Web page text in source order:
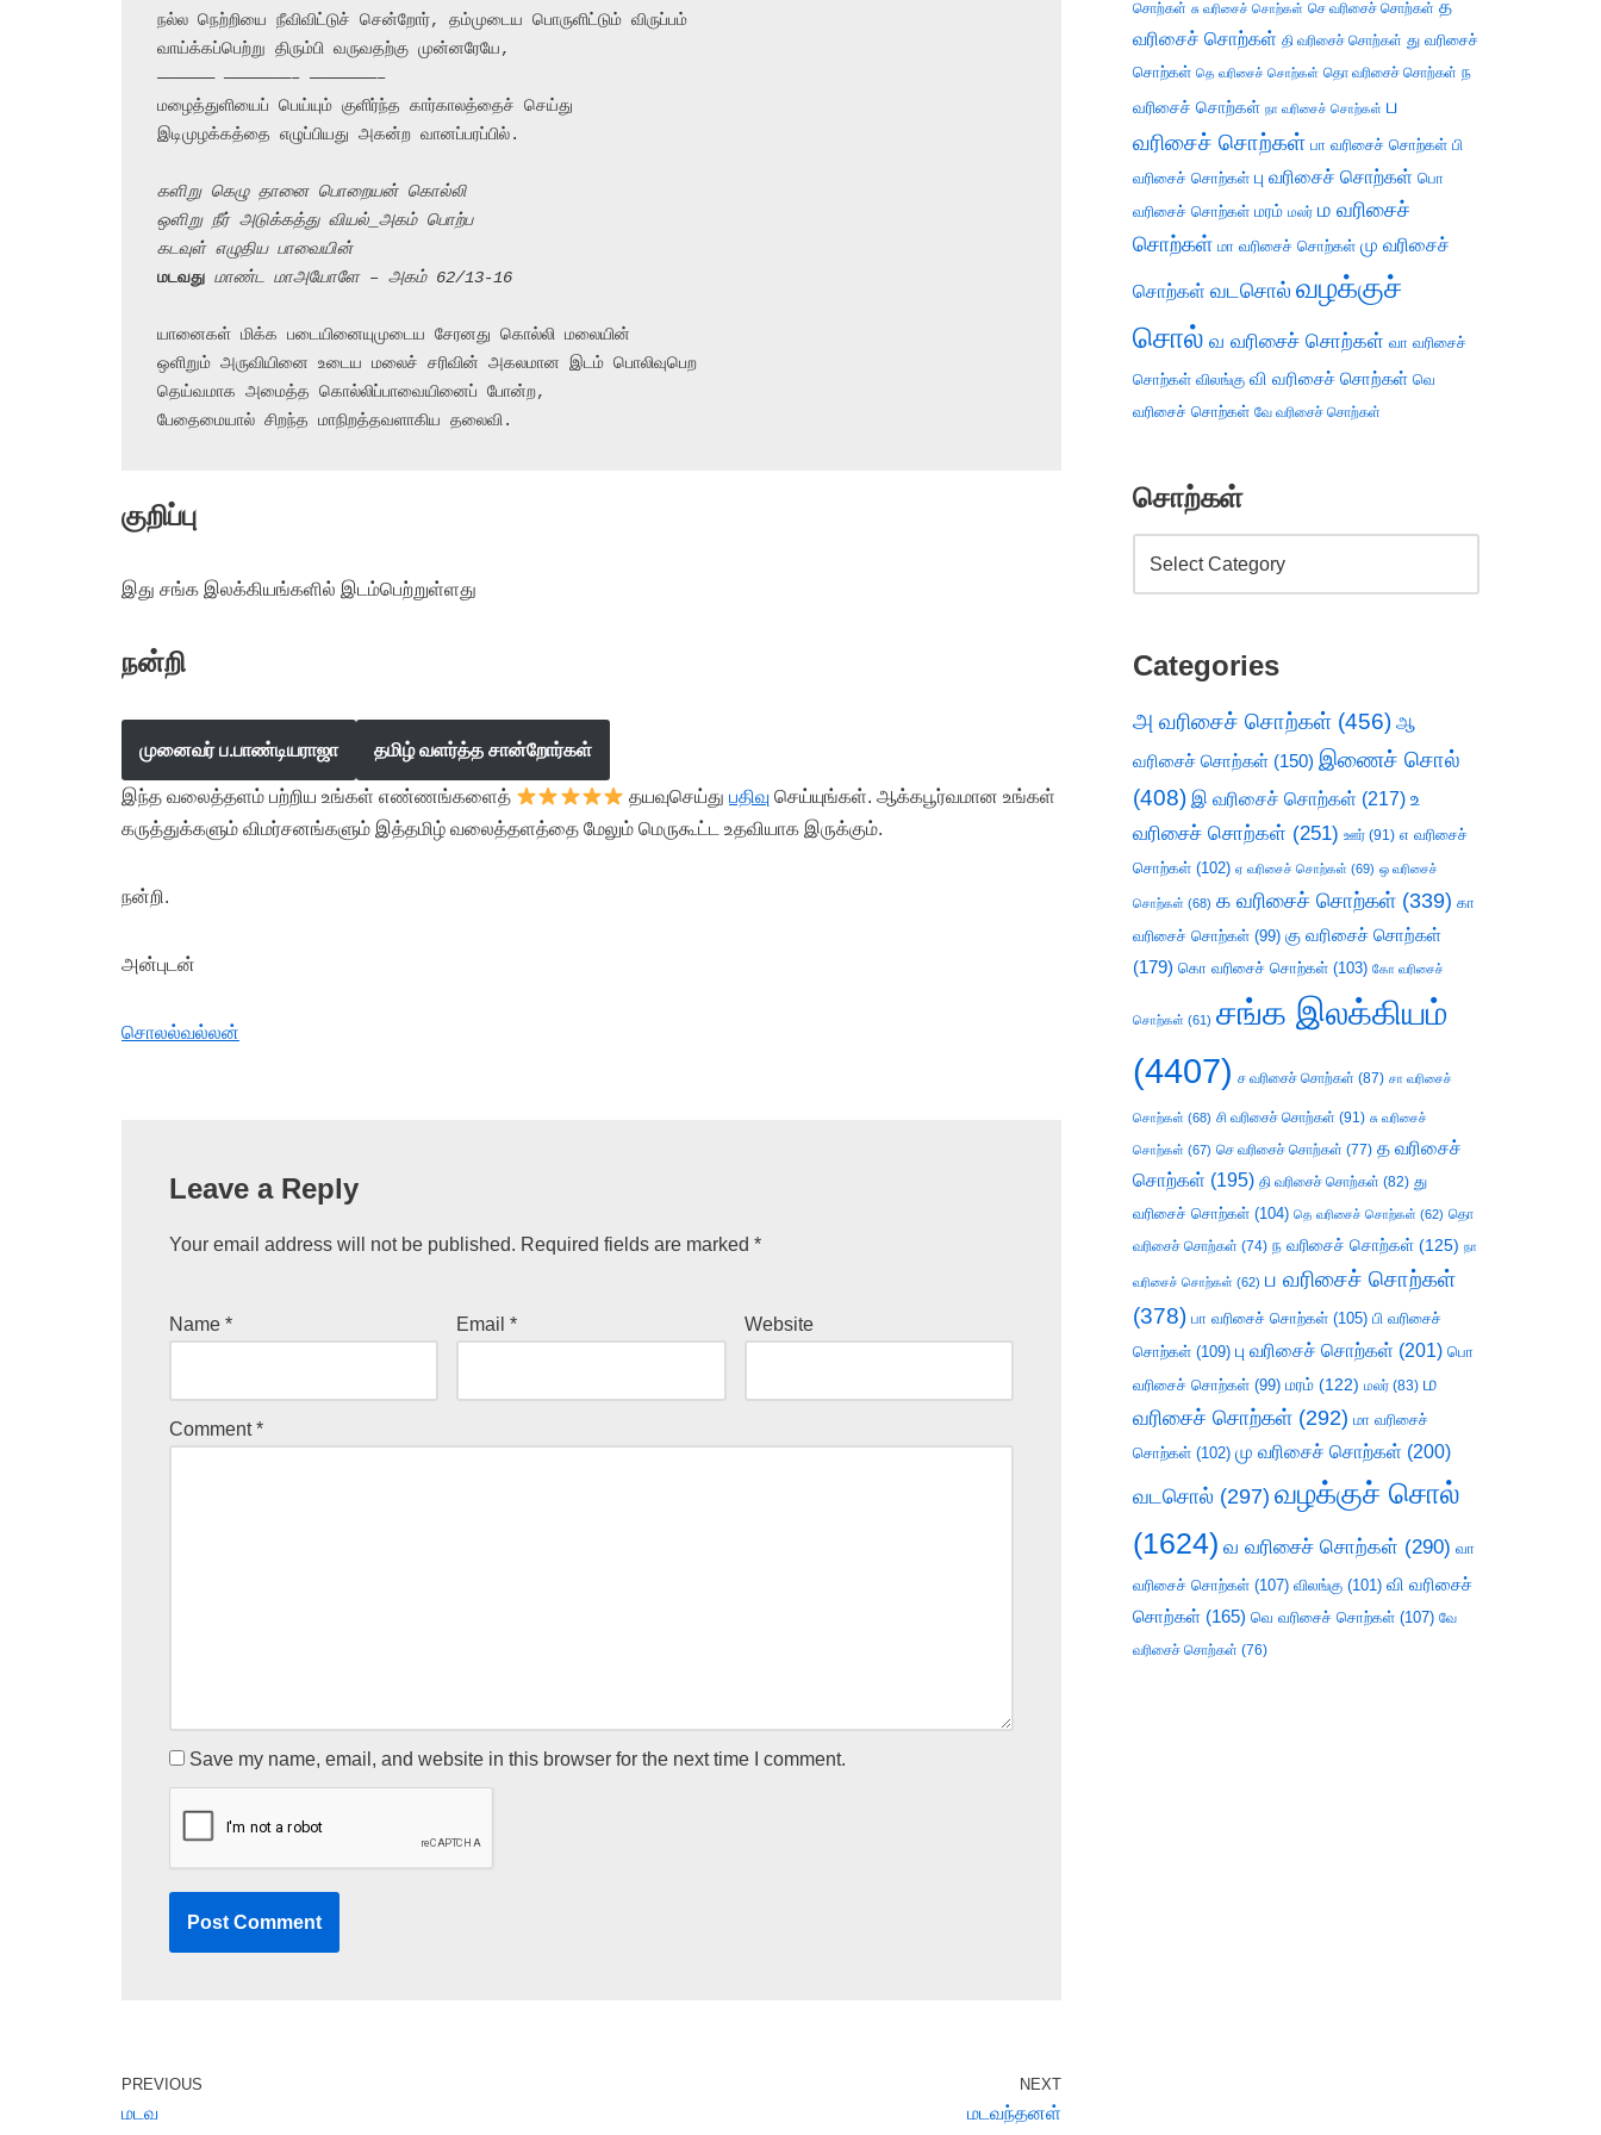
நல்ல நெற்றியை நீவிவிட்டுச் சென்றோர், தம்முடைய பொருளிட்டும் விருப்பம்
வாய்க்கப்பெற்று திரும்பி வருவதற்கு முன்னரேயே,
—————— ———————– ———————–
மழைத்துளியைப் பெய்யும் குளிர்ந்த கார்காலத்தைச் செய்து
இடிமுழக்கத்தை எழுப்பியது அகன்ற வானப்பரப்பில்.
களிறு கெழு தானை பொறையன் கொல்லி
ஒளிறு நீர் அடுக்கத்து வியல்_அகம் பொற்ப
கடவுள் எழுதிய பாவையின்
மடவது மாண்ட மாஅயோளே – அகம் 62/13-16
யானைகள் மிக்க படையினையுமுடைய சேரனது கொல்லி மலையின்
ஒளிறும் அருவியினை உடைய மலைச் சரிவின் அகலமான இடம் பொலிவுபெற
தெய்வமாக அமைத்த கொல்லிப்பாவையினைப் போன்ற,
பேதைமையால் சிறந்த மாநிறத்தவளாகிய தலைவி.
குறிப்பு
இது சங்க இலக்கியங்களில் இடம்பெற்றுள்ளது
நன்றி
முனைவர் ப.பாண்டியராஜா தமிழ் வளர்த்த சான்றோர்கள்
இந்த வலைத்தளம் பற்றிய உங்கள் எண்ணங்களைத் தயவுசெய்துபதிவு செய்யுங்கள். ஆக்கபூர்வமான உங்கள்
கருத்துக்களும் விமர்சனங்களும் இத்தமிழ் வலைத்தளத்தை மேலும் மெருகூட்ட உதவியாக இருக்கும்.
நன்றி.
அன்புடன்
சொலல்வல்லன்
Leave a Reply
Your email address will not be published. Required fields are marked *
Name * Email* Website
Comment*
Save my name, email, and website in this browser for the next time I comment.
PREVIOUS
மடவ
NEXT
மடவந்தனள்
சொற்கள் சு வரிசைச் சொற்கள் செ வரிசைச் சொற்கள் த
வரிசைச் சொற்கள் தி வரிசைச் சொற்கள் து வரிசைச்
சொற்கள் தெ வரிசைச் சொற்கள் தொ வரிசைச் சொற்கள் ந
வரிசைச் சொற்கள் நா வரிசைச் சொற்கள் ப
வரிசைச் சொற்கள் பா வரிசைச் சொற்கள் பி
வரிசைச் சொற்கள் பு வரிசைச் சொற்கள் பொ
வரிசைச் சொற்கள் மரம் மலர் ம வரிசைச்
சொற்கள் மா வரிசைச் சொற்கள் மு வரிசைச்
சொற்கள் வடசொல் வழக்குச்
சொல் வ வரிசைச் சொற்கள் வா வரிசைச்
சொற்கள் விலங்கு வி வரிசைச் சொற்கள் வெ
வரிசைச் சொற்கள் வே வரிசைச் சொற்கள்
சொற்கள்
Categories
அ வரிசைச் சொற்கள் (456) ஆ
வரிசைச் சொற்கள் (150) இணைச் சொல்
(408) இ வரிசைச் சொற்கள் (217) உ
வரிசைச் சொற்கள் (251) ஊர் (91) எ வரிசைச்
சொற்கள் (102) ஏ வரிசைச் சொற்கள் (69) ஒ வரிசைச்
சொற்கள் (68) க வரிசைச் சொற்கள் (339) கா
வரிசைச் சொற்கள் (99) கு வரிசைச் சொற்கள்
(179) கொ வரிசைச் சொற்கள் (103) கோ வரிசைச்
சொற்கள் (61) சங்க இலக்கியம்
(4407) ச வரிசைச் சொற்கள் (87) சா வரிசைச்
சொற்கள் (68) சி வரிசைச் சொற்கள் (91) சு வரிசைச்
சொற்கள் (67) செ வரிசைச் சொற்கள் (77) த வரிசைச்
சொற்கள் (195) தி வரிசைச் சொற்கள் (82) து
வரிசைச் சொற்கள் (104) தெ வரிசைச் சொற்கள் (62) தொ
வரிசைச் சொற்கள் (74) ந வரிசைச் சொற்கள் (125) நா
வரிசைச் சொற்கள் (62) ப வரிசைச் சொற்கள்
(378) பா வரிசைச் சொற்கள் (105) பி வரிசைச்
சொற்கள் (109) பு வரிசைச் சொற்கள் (201) பொ
வரிசைச் சொற்கள் (99) மரம் (122) மலர் (83) ம
வரிசைச் சொற்கள் (292) மா வரிசைச்
சொற்கள் (102) மு வரிசைச் சொற்கள் (200)
வடசொல் (297) வழக்குச் சொல்
(1624) வ வரிசைச் சொற்கள் (290) வா
வரிசைச் சொற்கள் (107) விலங்கு (101) வி வரிசைச்
சொற்கள் (165) வெ வரிசைச் சொற்கள் (107) வே
வரிசைச் சொற்கள் (76)